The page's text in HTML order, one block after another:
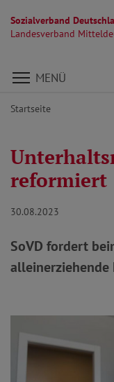
Sozialverband
Landesverband
Direkt zu den
MENÜ
Startseite
reformiert
30.08.2023
SoVD fordert